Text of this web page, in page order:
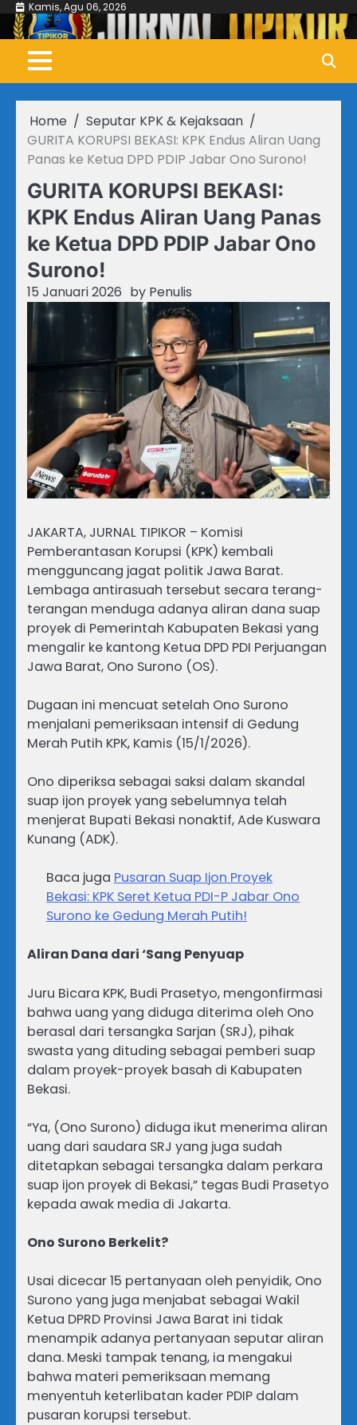
Skip
content
Kamis, Agu 06, 2026
Home
Seputar KPK & Kejaksaan
GURITA KORUPSI BEKASI: KPK Endus Aliran Uang
Panas ke Ketua DPD PDIP Jabar Ono Surono!
GURITA KORUPSI BEKASI:
KPK Endus Aliran Uang Panas
ke Ketua DPD PDIP Jabar Ono
Surono!
15 Januari 2026 by Penulis
JAKARTA, JURNAL TIPIKOR – Komisi
Pemberantasan Korupsi (KPK) kembali
mengguncang jagat politik Jawa Barat.
Lembaga antirasuah tersebut secara terang-
terangan menduga adanya aliran dana suap
proyek di Pemerintah Kabupaten Bekasi yang
mengalir ke kantong Ketua DPD PDI Perjuangan
Jawa Barat, Ono Surono (OS).
Dugaan ini mencuat setelah Ono Surono
menjalani pemeriksaan intensif di Gedung
Merah Putih KPK, Kamis (15/1/2026).
Ono diperiksa sebagai saksi dalam skandal
suap ijon proyek yang sebelumnya telah
menjerat Bupati Bekasi nonaktif, Ade Kuswara
Kunang (ADK).
Baca juga Pusaran Suap Ijon Proyek
Bekasi: KPK Seret Ketua PDI-P Jabar Ono
Surono ke Gedung Merah Putih!
Aliran Dana dari ‘Sang Penyuap
Juru Bicara KPK, Budi Prasetyo, mengonfirmasi
bahwa uang yang diduga diterima oleh Ono
berasal dari tersangka Sarjan (SRJ), pihak
swasta yang dituding sebagai pemberi suap
dalam proyek-proyek basah di Kabupaten
Bekasi.
“Ya, (Ono Surono) diduga ikut menerima aliran
uang dari saudara SRJ yang juga sudah
ditetapkan sebagai tersangka dalam perkara
suap ijon proyek di Bekasi,” tegas Budi Prasetyo
kepada awak media di Jakarta.
Ono Surono Berkelit?
Usai dicecar 15 pertanyaan oleh penyidik, Ono
Surono yang juga menjabat sebagai Wakil
Ketua DPRD Provinsi Jawa Barat ini tidak
menampik adanya pertanyaan seputar aliran
dana. Meski tampak tenang, ia mengakui
bahwa materi pemeriksaan memang
menyentuh keterlibatan kader PDIP dalam
pusaran korupsi tersebut.